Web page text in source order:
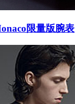
限量版腕表